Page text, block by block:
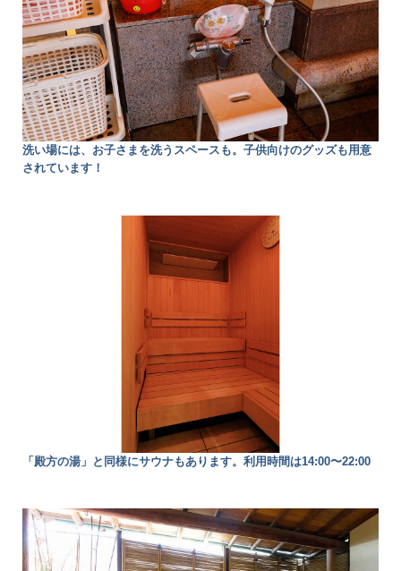
洗い場には、お子さまを洗うスペースも。子供向けのグッズも用意
されています！
「殿方の湯」と同様にサウナもあります。利用時間は14:00〜22:00